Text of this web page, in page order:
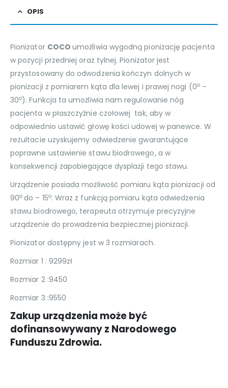
OPIS
Pionizator COCOumożliwia wygodną pionizację pacjenta
w pozycji przedniej oraz tylnej. Pionizator jest
przystosowany do odwodzenia kończyn dolnych w
pionizacji z pomiarem kąta dla lewej i prawej nogi (0o–
30o). Funkcja ta umożliwia nam regulowanie nóg
pacjenta w płaszczyźnie czołowej tak, aby w
odpowiednio ustawić głowę kości udowej w panewce. W
rezultacie uzyskujemy odwiedzenie gwarantujące
poprawne ustawienie stawu biodrowego, a w
konsekwencji zapobiegające dysplazji tego stawu.
Urządzenie posiada możliwość pomiaru kąta pionizacji od
90odo – 15o. Wraz z funkcją pomiaru kąta odwiedzenia
stawu biodrowego, terapeuta otrzymuje precyzyjne
urządzenie do prowadzenia bezpiecznej pionizacji.
Pionizator dostępny jest w 3 rozmiarach.
Rozmiar 1 : 9299zł
Rozmiar 2 :9450
Rozmiar 3 :9550
Zakup urządzenia może być
dofinansowywany z Narodowego
Funduszu Zdrowia.